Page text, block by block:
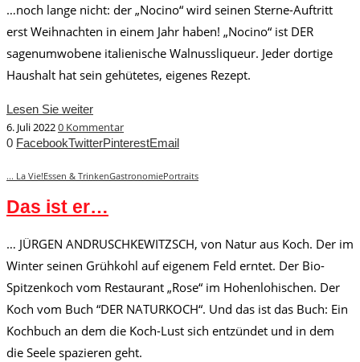
…noch lange nicht: der „Nocino“ wird seinen Sterne-Auftritt
erst Weihnachten in einem Jahr haben! „Nocino“ ist DER
sagenumwobene italienische Walnussliqueur. Jeder dortige
Haushalt hat sein gehütetes, eigenes Rezept.
Lesen Sie weiter
6. Juli 20220 Kommentar
0 FacebookTwitterPinterestEmail
... La Vie!Essen & TrinkenGastronomiePortraits
Das ist er…
… JÜRGEN ANDRUSCHKEWITZSCH, von Natur aus Koch. Der im
Winter seinen Grühkohl auf eigenem Feld erntet. Der Bio-
Spitzenkoch vom Restaurant „Rose“ im Hohenlohischen. Der
Koch vom Buch “DER NATURKOCH“. Und das ist das Buch: Ein
Kochbuch an dem die Koch-Lust sich entzündet und in dem
die Seele spazieren geht.